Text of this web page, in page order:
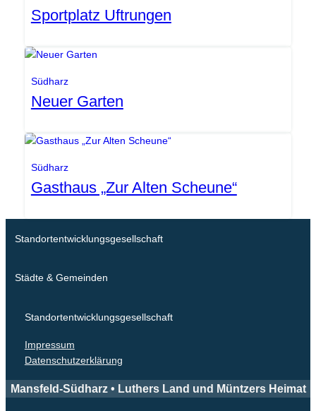
Sportplatz Uftrungen
Südharz
Neuer Garten
Südharz
Gasthaus „Zur Alten Scheune“
Standortentwicklungsgesellschaft
Städte & Gemeinden
Standortentwicklungsgesellschaft
Impressum
Datenschutzerklärung
Mansfeld-Südharz • Luthers Land und Müntzers Heimat